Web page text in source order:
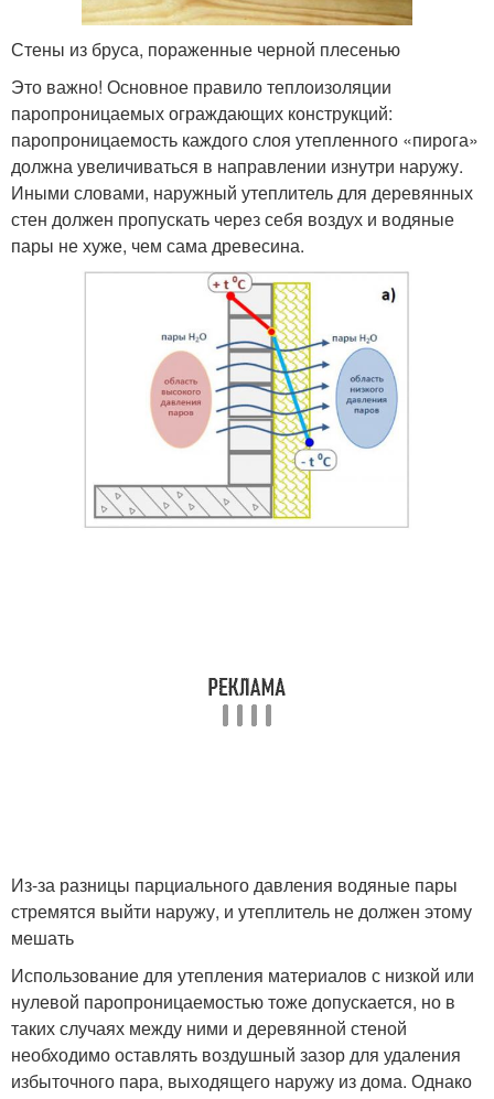
Стены из бруса, пораженные черной плесенью
Это важно! Основное правило теплоизоляции
паропроницаемых ограждающих конструкций:
паропроницаемость каждого слоя утепленного «пирога»
должна увеличиваться в направлении изнутри наружу.
Иными словами, наружный утеплитель для деревянных
стен должен пропускать через себя воздух и водяные
пары не хуже, чем сама древесина.
Из-за разницы парциального давления водяные пары
стремятся выйти наружу, и утеплитель не должен этому
мешать
Использование для утепления материалов с низкой или
нулевой паропроницаемостью тоже допускается, но в
таких случаях между ними и деревянной стеной
необходимо оставлять воздушный зазор для удаления
избыточного пара, выходящего наружу из дома. Однако